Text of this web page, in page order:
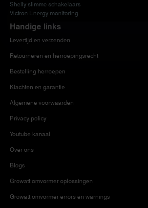
Shelly slimme schakelaars
Victron Energy monitoring
Handige links
Levertijd en verzenden
Retourneren en herroepingsrecht
Bestelling herroepen
Klachten en garantie
Algemene voorwaarden
Privacy policy
Youtube kanaal
Over ons
Blogs
Growatt omvormer oplossingen
Growatt omvormer errors en warnings